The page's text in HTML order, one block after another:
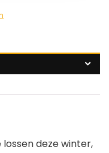
deze winter,